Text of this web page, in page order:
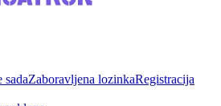
sadaZaboravljena lozinkaRegistracija